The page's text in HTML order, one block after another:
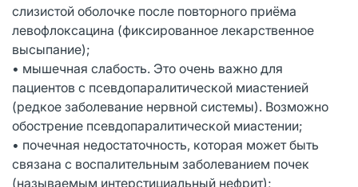
слизистой оболочке после повторного приёма
левофлоксацина (фиксированное лекарственное
высыпание);
• мышечная слабость. Это очень важно для
пациентов с псевдопаралитической миастенией
(редкое заболевание нервной системы). Возможно
обострение псевдопаралитической миастении;
• почечная недостаточность, которая может быть
связана с воспалительным заболеванием почек
(называемым интерстициальный нефрит);